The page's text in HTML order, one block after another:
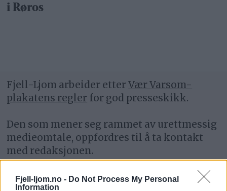
Fjell-ljom.no - Do Not Process My Personal
Information
i Røros
Fjell-Ljom arbeider etterVær Varsom-
plakatens regler for god presseskikk.
Den som mener seg rammet av urettmessig
medieomtale, oppfordres til å ta kontakt
med redaksjonen.
Pressens Faglige Utvalg (PFU) er et